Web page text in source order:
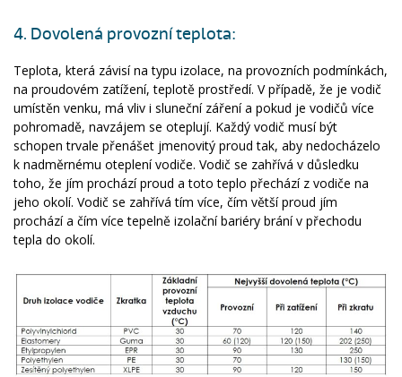
4. Dovolená provozní teplota:
Teplota, která závisí na typu izolace, na provozních podmínkách,
na proudovém zatížení, teplotě prostředí. V případě, že je vodič
umístěn venku, má vliv i sluneční záření a pokud je vodičů více
pohromadě, navzájem se oteplují. Každý vodič musí být
schopen trvale přenášet jmenovitý proud tak, aby nedocházelo
k nadměrnému oteplení vodiče. Vodič se zahřívá v důsledku
toho, že jím prochází proud a toto teplo přechází z vodiče na
jeho okolí. Vodič se zahřívá tím více, čím větší proud jím
prochází a čím více tepelně izolační bariéry brání v přechodu
tepla do okolí.